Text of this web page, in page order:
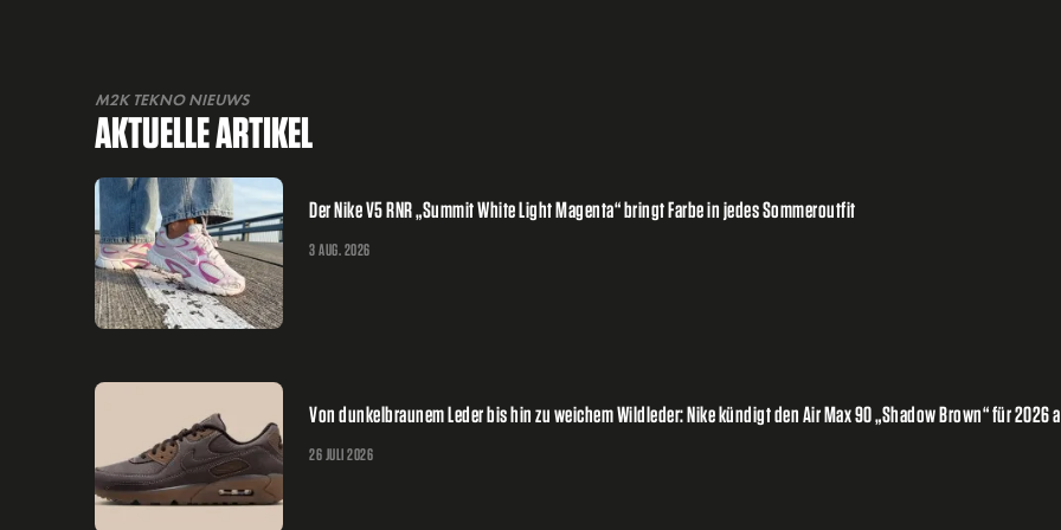
M2K TEKNO NIEUWS
AKTUELLE ARTIKEL
Der Nike V5 RNR „Summit White Light Magenta“ bringt Farbe in jedes Sommeroutfit
3 AUG. 2026
Von dunkelbraunem Leder bis hin zu weichem Wildleder: Nike kündigt den Air Max 90 „Shadow Brown“ für 2026
26 JULI 2026